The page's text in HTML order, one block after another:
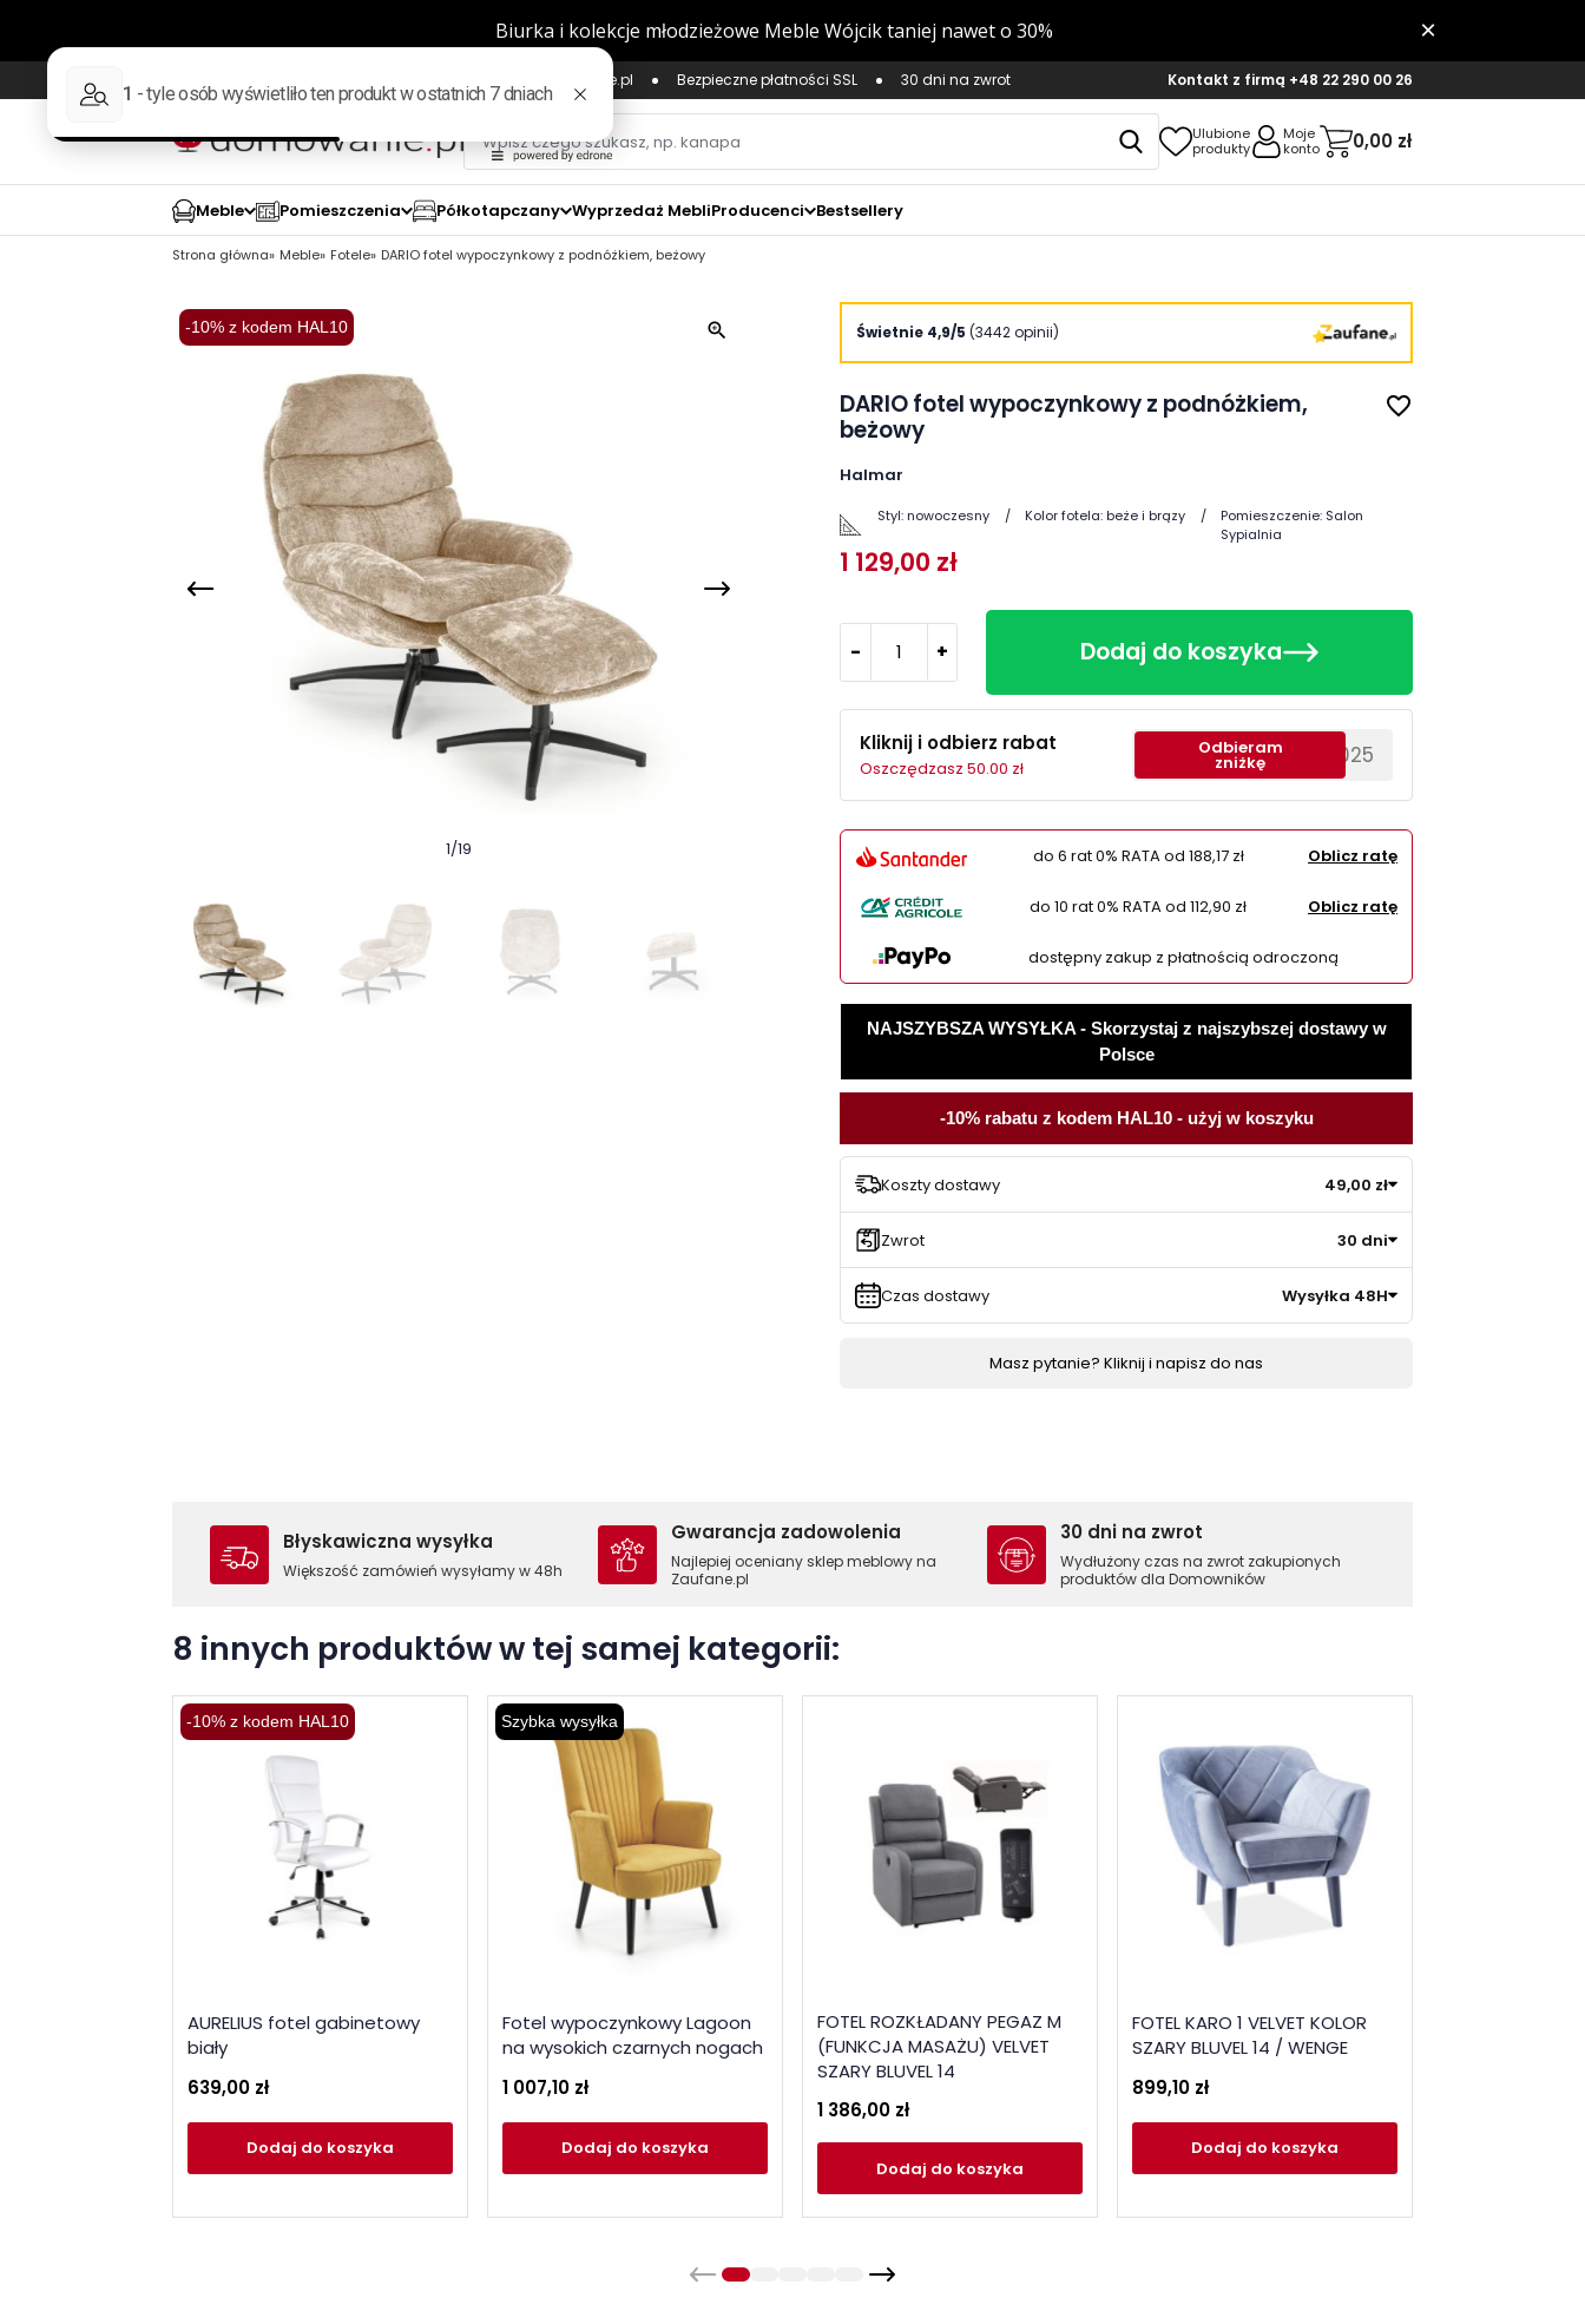
98% pozytywnych opinii według Zaufane.pl Bezpieczne płatności SSL 30 dni na zwrot Kontakt z firmą +48 22 290 00 26
Ulubione
produkty
Moje
konto
0,00 zł
Meble Pomieszczenia Półkotapczany Wyprzedaż MebliProducenci Bestsellery
Strona główna Meble Fotele DARIO fotel wypoczynkowy z podnóżkiem, beżowy
-10% z kodem HAL10
1/19
zoom_in Świetnie 4,9/5 (3442 opinii)
DARIO fotel wypoczynkowy z podnóżkiem,
beżowy
favorite_border
Halmar
Styl: nowoczesny Kolor fotela: beże i brązy Pomieszczenie: Salon
Sypialnia
1 129,00 zł
- + Dodaj do koszyka
Kliknij i odbierz rabat
Oszczędzasz 50.00 zł ********EWS2025
Odbieram
zniżkę
do 6 rat 0% RATA od 188,17 zł Oblicz ratę
do 10 rat 0% RATA od 112,90 zł Oblicz ratę
dostępny zakup z płatnością odroczoną
NAJSZYBSZA WYSYŁKA - Skorzystaj z najszybszej dostawy w
Polsce
-10% rabatu z kodem HAL10 - użyj w koszyku
Koszty dostawy 49,00 zł
Zwrot 30 dni
Czas dostawy Wysyłka 48H
Masz pytanie? Kliknij i napisz do nas
Błyskawiczna wysyłka
Większość zamówień wysyłamy w 48h
Gwarancja zadowolenia
Najlepiej oceniany sklep meblowy na
Zaufane.pl
30 dni na zwrot
Wydłużony czas na zwrot zakupionych
produktów dla Domowników
8 innych produktów w tej samej kategorii:
-10% z kodem HAL10
AURELIUS fotel gabinetowy
biały
639,00 zł
Dodaj do koszyka
Szybka wysyłka
Fotel wypoczynkowy Lagoon
na wysokich czarnych nogach
1 007,10 zł
Dodaj do koszyka
FOTEL ROZKŁADANY PEGAZ M
(FUNKCJA MASAŻU) VELVET
SZARY BLUVEL 14
1 386,00 zł
Dodaj do koszyka
FOTEL KARO 1 VELVET KOLOR
SZARY BLUVEL 14 / WENGE
899,10 zł
Dodaj do koszyka